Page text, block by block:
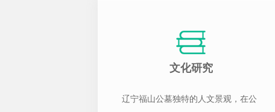
文化研究
辽宁福山公墓独特的人文景观，在公